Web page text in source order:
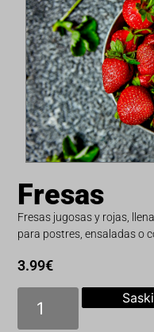
Fresas
Fresas jugosas y rojas,
para postres, ensaladas o
3.99€